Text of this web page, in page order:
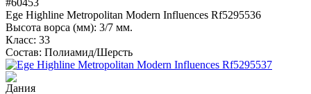
#60453
Ege Highline Metropolitan Modern Influences Rf5295536
Высота ворса (мм): 3/7 мм.
Класс: 33
Состав: Полиамид/Шерсть